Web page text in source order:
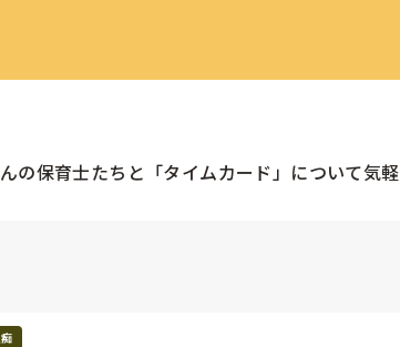
の保育士たちと「タイムカード」について気